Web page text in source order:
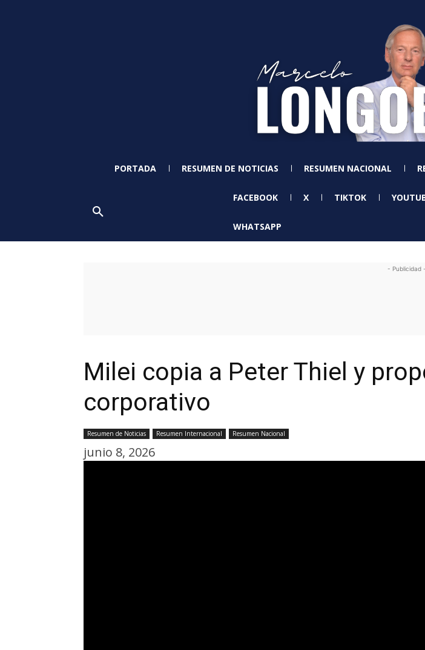
PORTADA RESUMEN DE NOTICIAS RESUMEN NACIONAL
FACEBOOK X TIKTOK
WHATSAPP
- Publicidad -
Milei copia a Peter Thiel y
corporativo
Resumen de Noticias Resumen Internacional Resumen Nacional
junio 8, 2026